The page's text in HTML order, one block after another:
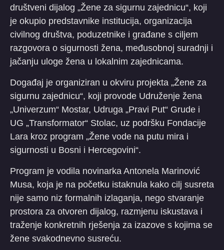
društveni dijalog „Žene za sigurnu zajednicu“, koji
je okupio predstavnike institucija, organizacija
civilnog društva, poduzetnike i građane s ciljem
razgovora o sigurnosti žena, međusobnoj suradnji i
jačanju uloge žena u lokalnim zajednicama.
Događaj je organiziran u okviru projekta „Žene za
sigurnu zajednicu“, koji provode Udruženje žena
„Univerzum“ Mostar, Udruga „Pravi Put“ Grude i
UG „Transformator“ Stolac, uz podršku Fondacije
Lara kroz program „Žene vode na putu mira i
sigurnosti u Bosni i Hercegovini“.
Program je vodila novinarka Antonela Marinović
Musa, koja je na početku istaknula kako cilj susreta
nije samo niz formalnih izlaganja, nego stvaranje
prostora za otvoren dijalog, razmjenu iskustava i
traženje konkretnih rješenja za izazove s kojima se
žene svakodnevno susreću.